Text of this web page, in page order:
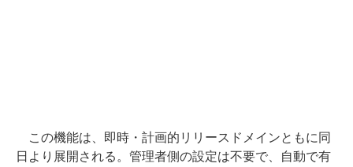
この機能は、即時・計画的リリースドメインともに同
日より展開される。管理者側の設定は不要で、自動で有